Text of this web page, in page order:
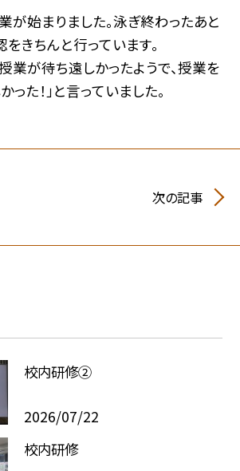
が始まりました。泳ぎ終わったあと
きちんと行っています。
業が待ち遠しかったようで、授業を
った！」と言っていました。
次の記事
校内研修②
2026/07/22
校内研修